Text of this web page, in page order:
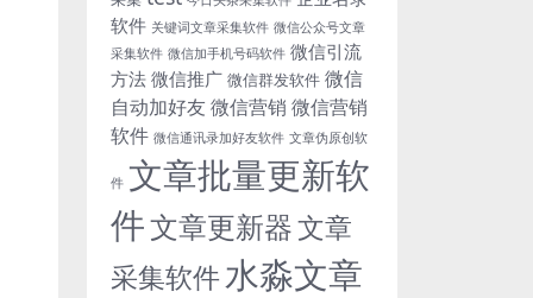
软件 关键词文章采集软件 微信公众号文章
采集软件 微信加手机号码软件 微信引流
方法 微信推广 微信群发软件 微信
自动加好友 微信营销 微信营销
软件 微信通讯录加好友软件 文章伪原创软
件 文章批量更新软
件文章更新器文章
采集软件水淼文章